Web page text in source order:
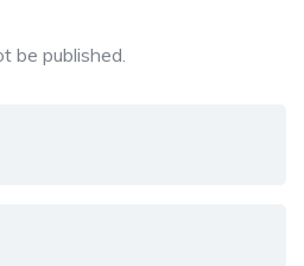
be published.